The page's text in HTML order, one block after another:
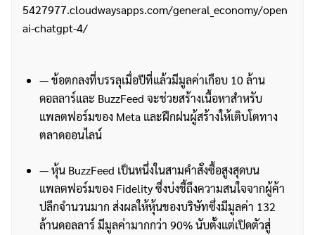
5427977.cloudwaysapps.com/general_economy/open
ai-chatgpt-4/
— ข้อตกลงที่บรรลุเมื่อปีที่แล้วมีมูลค่าเกือบ 10 ล้าน
ดอลลาร์และ BuzzFeed จะช่วยสร้างเนื้อหาสำหรับ
แพลตฟอร์มของ Meta และฝึกฝนผู้สร้างให้เติบโตทาง
ตลาดออนไลน์
— หุ้น BuzzFeed เป็นหนึ่งในสามคำสั่งซื้อสูงสุดบน
แพลตฟอร์มของ Fidelity ซึ่งบ่งชี้ถึงความสนใจจากผู้ค้า
ปลีกจำนวนมาก ส่งผลให้หุ้นของบริษัทซึ่งมีมูลค่า 132
ล้านดอลลาร์ มีมูลค่ามากกว่า 90% นับตั้งแต่เปิดตัวสู่